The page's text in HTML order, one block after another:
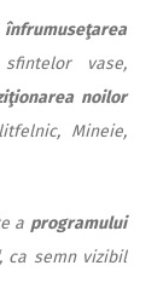
înfrumuseţarea
vase,
noilor
Mineie,
a programului
ca semn vizibil